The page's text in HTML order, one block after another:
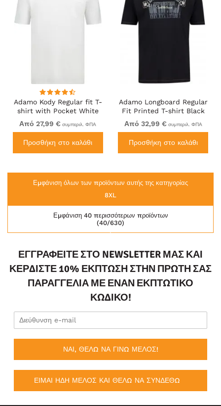
Adamo Kody Regular fit T-
shirt with Pocket White
Από 27,99 € συμπεριλ. ΦΠΑ
Προσθήκη στο καλάθι
Adamo Longboard Regular
Fit Printed T-shirt Black
Από 32,99 € συμπεριλ. ΦΠΑ
Προσθήκη στο καλάθι
Εμφάνιση όλων των προϊόντων αυτής της κατηγορίας
8XL
(40/630)
Εμφάνιση 40 περισσότερων προϊόντων
ΕΓΓΡΑΦΕΊΤΕ ΣΤΟ NEWSLETTER ΜΑΣ ΚΑΙ
ΚΕΡΔΊΣΤΕ 10% ΈΚΠΤΩΣΗ ΣΤΗΝ ΠΡΏΤΗ ΣΑΣ
ΠΑΡΑΓΓΕΛΊΑ ΜΕ ΈΝΑΝ ΕΚΠΤΩΤΙΚΌ
ΚΩΔΙΚΌ!
ΝΑΙ, ΘΕΛΩ ΝΑ ΓΙΝΩ ΜΕΛΟΣ!
ΕΙΜΑΙ ΗΔΗ ΜΕΛΟΣ ΚΑΙ ΘΕΛΩ ΝΑ ΣΥΝΔΕΘΩ